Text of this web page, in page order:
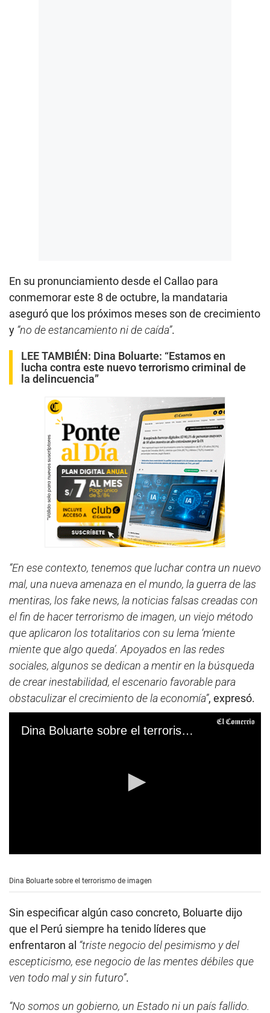
En su pronunciamiento desde el Callao para
conmemorar este 8 de octubre, la mandataria
aseguró que los próximos meses son de crecimiento
y “no de estancamiento ni de caída”.
LEE TAMBIÉN: Dina Boluarte: “Estamos en
lucha contra este nuevo terrorismo criminal de
la delincuencia”
“En ese contexto, tenemos que luchar contra un nuevo
mal, una nueva amenaza en el mundo, la guerra de las
mentiras, los fake news, la noticias falsas creadas con
el fin de hacer terrorismo de imagen, un viejo método
que aplicaron los totalitarios con su lema ‘miente
miente que algo queda’. Apoyados en las redes
sociales, algunos se dedican a mentir en la búsqueda
de crear inestabilidad, el escenario favorable para
obstaculizar el crecimiento de la economía”, expresó.
Dina Boluarte sobre el terrorismo de imagen
e
n
d
s
o
f
m
i
n
t
Dina Boluarte sobre el terrorismo de imagen
Sin especificar algún caso concreto, Boluarte dijo
que el Perú siempre ha tenido líderes que
enfrentaron al “triste negocio del pesimismo y del
escepticismo, ese negocio de las mentes débiles que
ven todo mal y sin futuro”.
“No somos un gobierno, un Estado ni un país fallido.